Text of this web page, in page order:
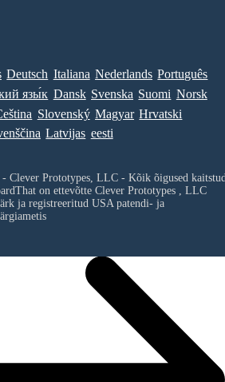
Deutsch Italiana Nederlands Português
язы́к Dansk Svenska Suomi Norsk
Slovenský Magyar Hrvatski
Latvijas eesti
Clever Prototypes, LLC - Kõik õigused
on ettevõtte Clever Prototypes , LLC
ja registreeritud USA patendi- ja